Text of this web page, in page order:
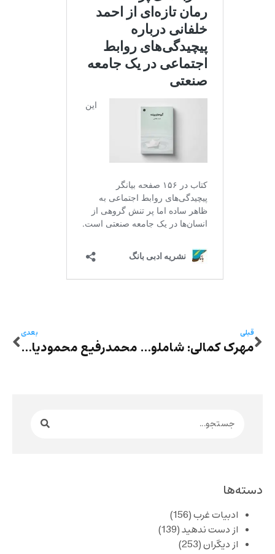
قبلی
مهرک کمالی: شاملو، ضحاک و رد پای اساطیر
بعدی
محمدرفیع محمودیان: هستی نیستیمندِ پول و روایت
دسته‌ها
ادبیات غرب(156)
از دست ندهید(139)
از دیگران(253)